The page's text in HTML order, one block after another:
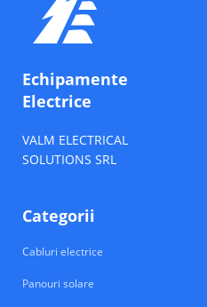
Echipamente
Electrice
VALM ELECTRICAL
SOLUTIONS SRL
Categorii
Cabluri electrice
Panouri solare